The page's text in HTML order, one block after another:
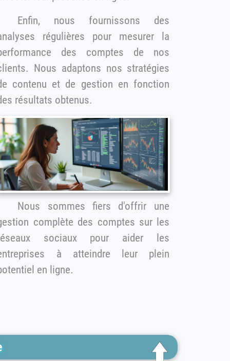
Enfin, nous fournissons des
régulières pour mesurer la
des comptes de nos
Nous adaptons nos stratégies
contenu et de gestion en fonction
résultats obtenus.
Nous sommes fiers d'offrir une
complète des comptes sur les
sociaux pour aider les
à atteindre leur plein
potentiel en ligne.